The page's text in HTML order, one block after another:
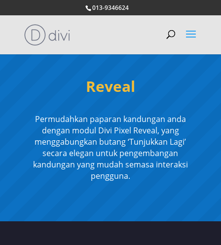
013-9346624
Reveal
Permudahkan paparan kandungan anda
dengan modul Divi Pixel Reveal, yang
menggabungkan butang ‘Tunjukkan Lagi’
secara elegan untuk pengembangan
kandungan yang mudah semasa interaksi
pengguna.